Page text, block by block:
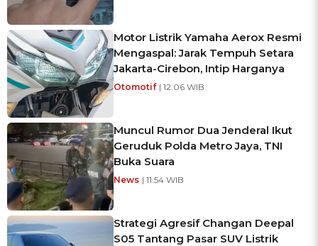
Motor Listrik Yamaha Aerox Resmi
Mengaspal: Jarak Tempuh Setara
Jakarta-Cirebon, Intip Harganya
Otomotif | 12:06 WIB
Muncul Rumor Dua Jenderal Ikut
Geruduk Polda Metro Jaya, TNI
Buka Suara
News | 11:54 WIB
Strategi Agresif Changan Deepal
S05 Tantang Pasar SUV Listrik